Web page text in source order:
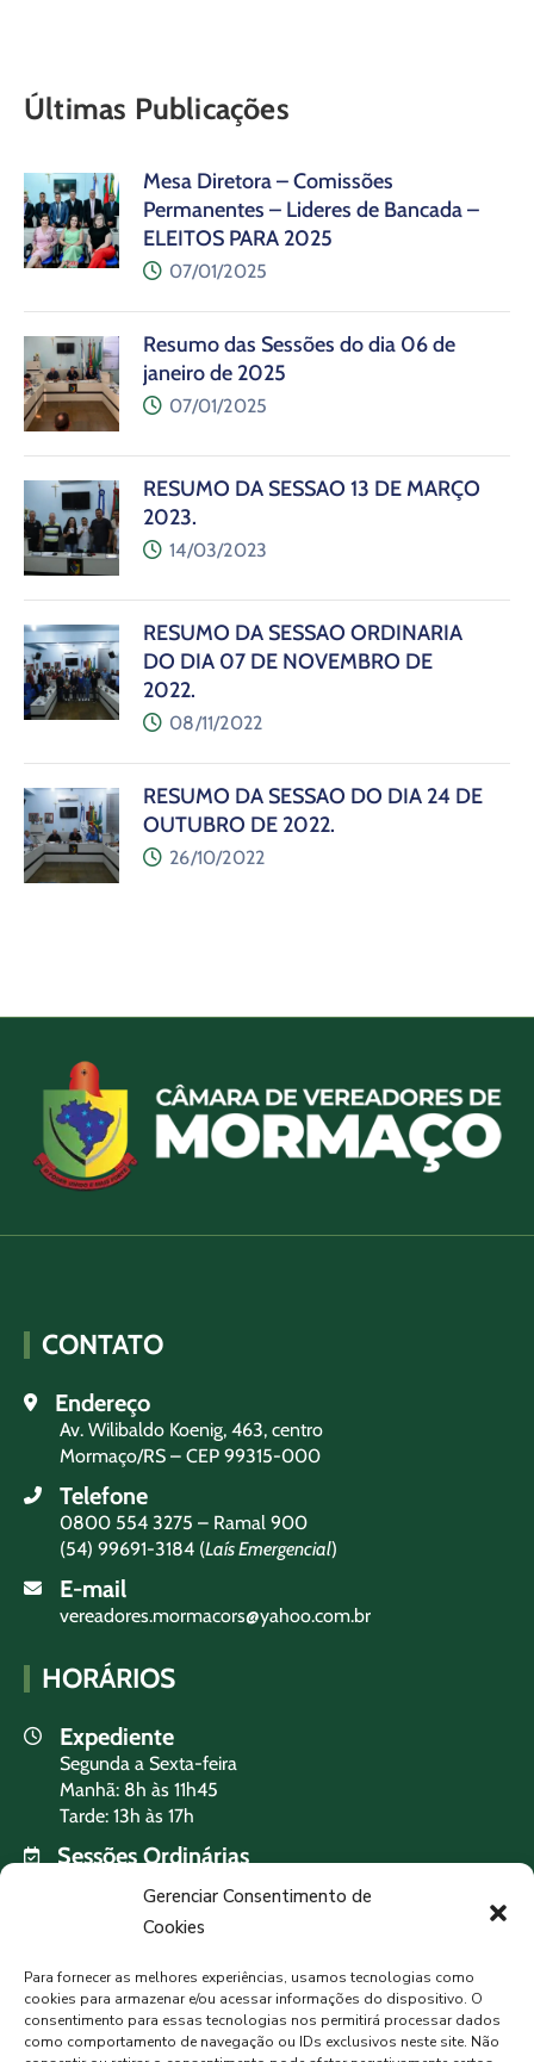
Gerenciar Consentimento de
Cookies
Para fornecer as melhores experiências, usamos tecnologias como
cookies para armazenar e/ou acessar informações do dispositivo. O
consentimento para essas tecnologias nos permitirá processar dados
como comportamento de navegação ou IDs exclusivos neste site. Não
Últimas Publicações
Mesa Diretora – Comissões
Permanentes – Lideres de Bancada –
ELEITOS PARA 2025
07/01/2025
Resumo das Sessões do dia 06 de
janeiro de 2025
07/01/2025
RESUMO DA SESSÃO 13 DE MARÇO
2023.
14/03/2023
RESUMO DA SESSÃO ORDINÁRIA
DO DIA 07 DE NOVEMBRO DE
2022.
08/11/2022
RESUMO DA SESSÃO DO DIA 24 DE
OUTUBRO DE 2022.
26/10/2022
CONTATO
Endereço
Av. Wilibaldo Koenig, 463, centro
Mormaço/RS – CEP 99315-000
Telefone
0800 554 3275 – Ramal 900
(54) 99691-3184 (Laís Emergencial)
E-mail
vereadores.mormacors@yahoo.com.br
HORÁRIOS
Expediente
Segunda a Sexta-feira
Manhã: 8h às 11h45
Tarde: 13h às 17h
Sessões Ordinárias
MORMAÇO, BR